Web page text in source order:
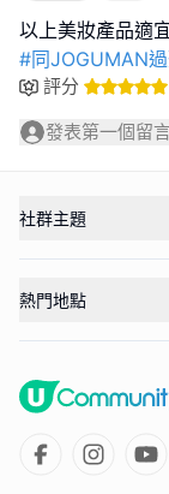
#同JOGUMAN
評分
發表第一個留
社群主題
熱門地點